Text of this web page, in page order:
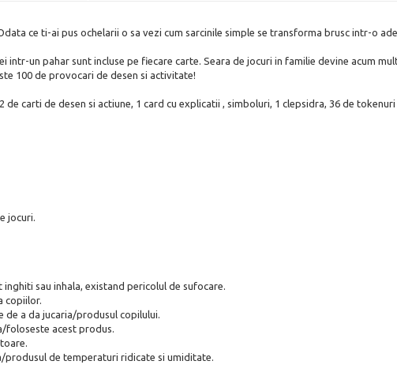
ce ti-ai pus ochelarii o sa vezi cum sarcinile simple se transforma brusc intr-o
intr-un pahar sunt incluse pe fiecare carte. Seara de jocuri in familie devine acum
100 de provocari de desen si activitate!
carti de desen si actiune, 1 card cu explicatii , simboluri, 1 clepsidra, 36 de tokenuri
jocuri.
sau inhala, existand pericolul de sufocare.
copiilor.
a da jucaria/produsul copilului.
foloseste acest produs.
de temperaturi ridicate si umiditate.